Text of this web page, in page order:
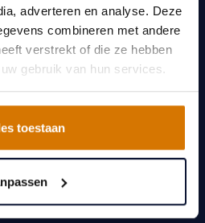
adverteren en analyse. Deze
combineren met andere
verstrekt of die ze hebben
gebruik van hun services.
toestaan